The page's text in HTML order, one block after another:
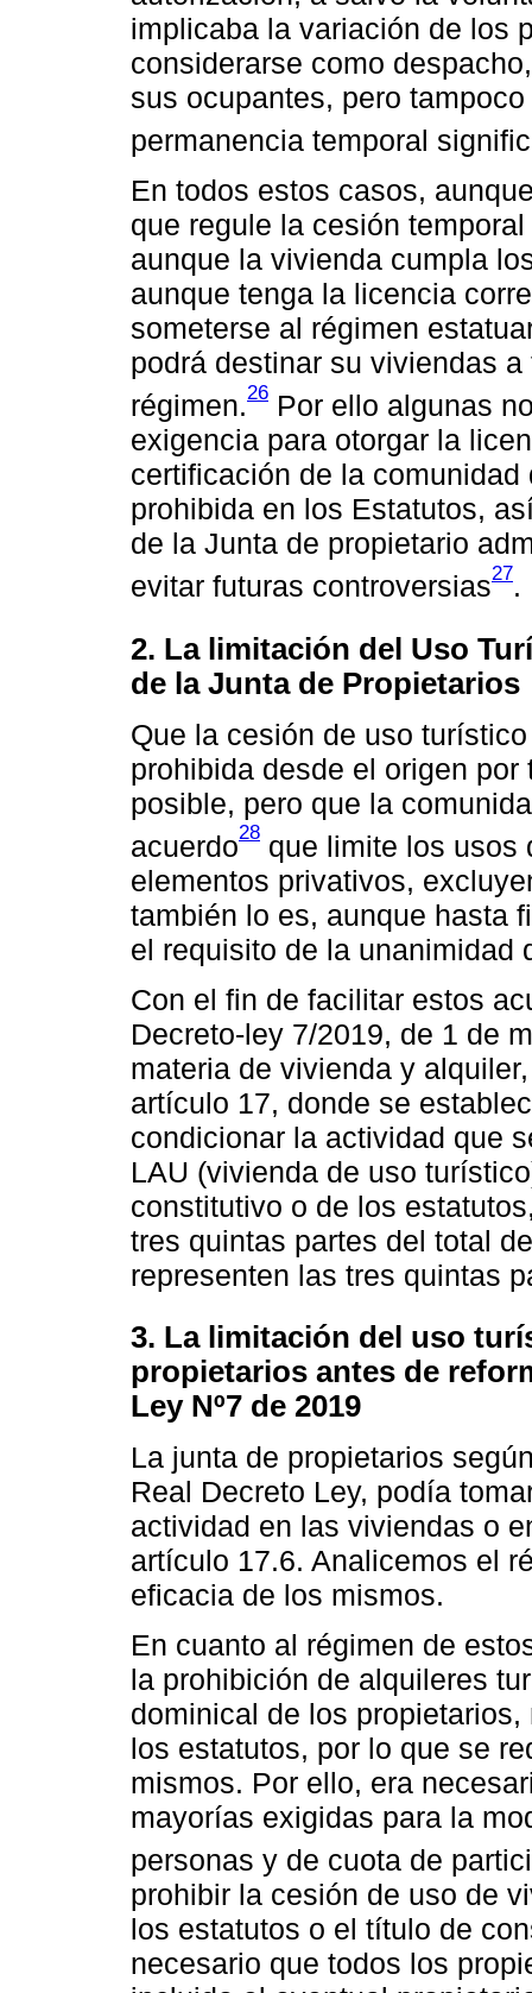
implicaba la variación de los
considerarse como
sus ocupantes, pero
permanencia temporal
En todos estos casos,
que regule la cesión
aunque la vivienda cumpla
aunque tenga la licencia
someterse al régimen
podrá destinar su viviendas
régimen.26 Por ello algunas
exigencia para otorgar la
certificación de la
prohibida en los Estatutos,
de la Junta de propietario
evitar futuras controversias27.
2. La limitación del Uso
de la Junta de Propietarios
Que la cesión de uso
prohibida desde el origen
posible, pero que la
acuerdo28 que limite los usos
elementos privativos,
también lo es, aunque hasta
el requisito de la unanimidad
Con el fin de facilitar estos
Decreto-ley 7/2019, de 1 de
materia de vivienda y
artículo 17, donde se
condicionar la actividad que
LAU (vivienda de uso
constitutivo o de los
tres quintas partes del total
representen las tres quintas
3. La limitación del uso
propietarios antes de
Ley Nº7 de 2019
La junta de propietarios
Real Decreto Ley, podía
actividad en las viviendas o
artículo 17.6. Analicemos el
eficacia de los mismos.
En cuanto al régimen de
la prohibición de alquileres
dominical de los
los estatutos, por lo que se
mismos. Por ello, era
mayorías exigidas para la
personas y de cuota de
prohibir la cesión de uso de
los estatutos o el título de
necesario que todos los